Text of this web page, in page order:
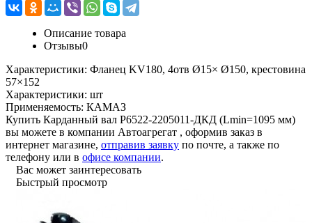
Описание товара
Отзывы0
Характеристики: Фланец KV180, 4отв Ø15× Ø150, крестовина
57×152
Характеристики: шт
Применяемость: КАМАЗ
Купить Карданный вал Р6522-2205011-ДКД (Lmin=1095 мм)
вы можете в компании Автоагрегат , оформив заказ в
интернет магазине, отправив заявку по почте, а также по
телефону или в офисе компании.
Вас может заинтересовать
Быстрый просмотр